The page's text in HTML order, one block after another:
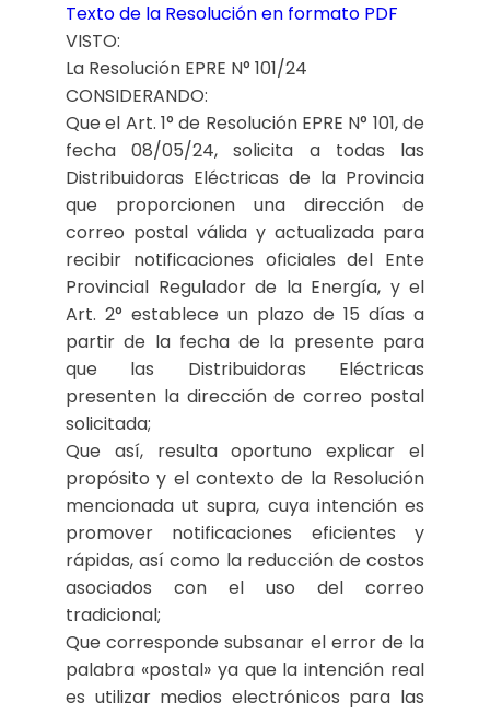
Texto de la Resolución en formato PDF
VISTO:
La Resolución EPRE N° 101/24
CONSIDERANDO:
Que el Art. 1° de Resolución EPRE N° 101, de
fecha 08/05/24, solicita a todas las
Distribuidoras Eléctricas de la Provincia
que proporcionen una dirección de
correo postal válida y actualizada para
recibir notificaciones oficiales del Ente
Provincial Regulador de la Energía, y el
Art. 2° establece un plazo de 15 días a
partir de la fecha de la presente para
que las Distribuidoras Eléctricas
presenten la dirección de correo postal
solicitada;
Que así, resulta oportuno explicar el
propósito y el contexto de la Resolución
mencionada ut supra, cuya intención es
promover notificaciones eficientes y
rápidas, así como la reducción de costos
asociados con el uso del correo
tradicional;
Que corresponde subsanar el error de la
palabra «postal» ya que la intención real
es utilizar medios electrónicos para las